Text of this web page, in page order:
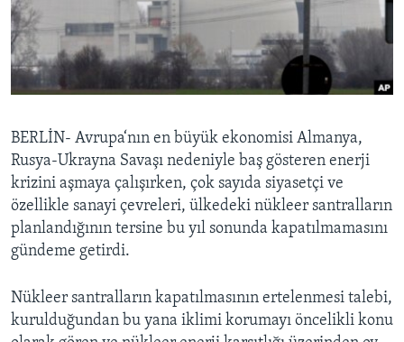
HAYATTAN
SANAT
BIZI TAKIP EDIN
Diller
BERLİN- Avrupa‘nın en büyük ekonomisi Almanya,
Rusya-Ukrayna Savaşı nedeniyle baş gösteren enerji
krizini aşmaya çalışırken, çok sayıda siyasetçi ve
özellikle sanayi çevreleri, ülkedeki nükleer santralların
planlandığının tersine bu yıl sonunda kapatılmamasını
gündeme getirdi.
Nükleer santralların kapatılmasının ertelenmesi talebi,
kurulduğundan bu yana iklimi korumayı öncelikli konu